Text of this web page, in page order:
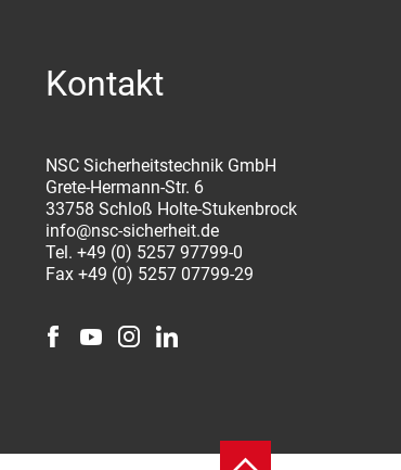
Kontakt
NSC Sicherheitstechnik GmbH
Grete-Hermann-Str. 6
33758 Schloß Holte-Stukenbrock
info@nsc-sicherheit.de
Tel. +49 (0) 5257 97799-0
Fax +49 (0) 5257 07799-29